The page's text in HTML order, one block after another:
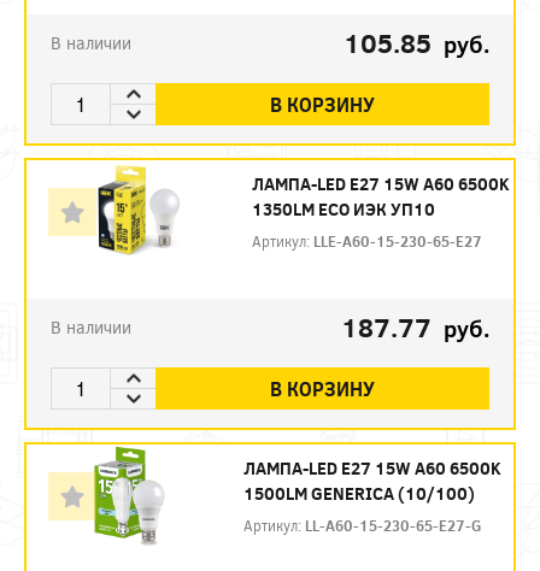
В наличии 105.85 руб.
В КОРЗИНУ
ЛАМПА-LED E27 15W A60 6500K
1350LM ECO ИЭК УП10
Артикул: LLE-A60-15-230-65-E27
В наличии 187.77 руб.
В КОРЗИНУ
ЛАМПА-LED E27 15W A60 6500K
1500LM GENERICA (10/100)
Артикул: LL-A60-15-230-65-E27-G